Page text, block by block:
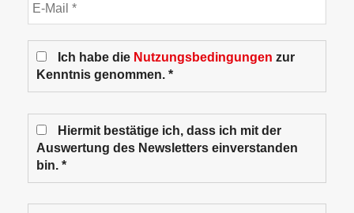
Ich habe die Nutzungsbedingungen
Kenntnis genommen. *
Hiermit bestätige ich, dass ich mit der
Auswertung des Newsletters einverstanden
bin. *